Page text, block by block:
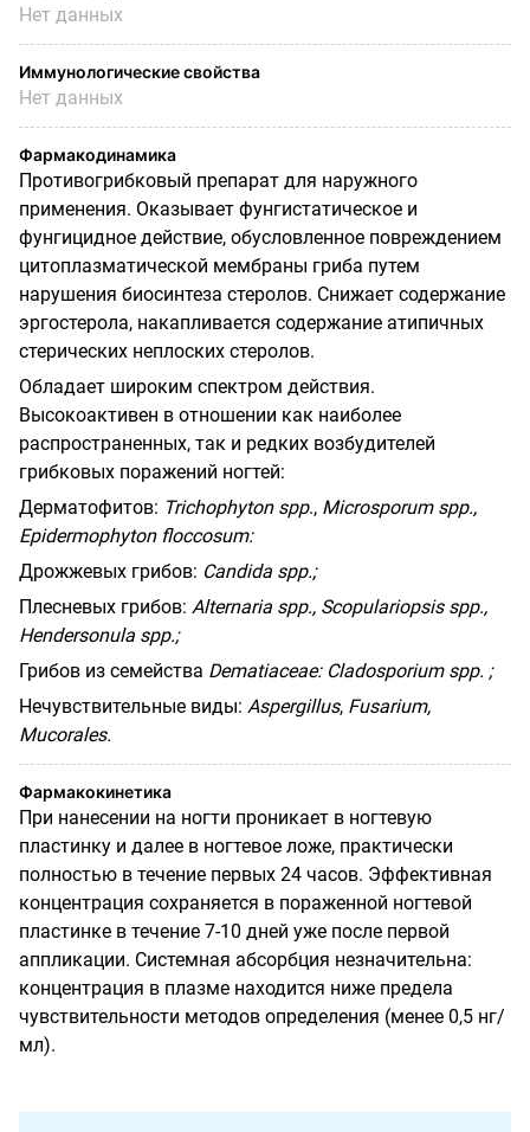
Нет данных
Иммунологические свойства
Нет данных
Фармакодинамика
Противогрибковый препарат для наружного
применения. Оказывает фунгистатическое и
фунгицидное действие, обусловленное повреждением
цитоплазматической мембраны гриба путем
нарушения биосинтеза стеролов. Снижает содержание
эргостерола, накапливается содержание атипичных
стерических неплоских стеролов.
Обладает широким спектром действия.
Высокоактивен в отношении как наиболее
распространенных, так и редких возбудителей
грибковых поражений ногтей:
Дерматофитов: Trichophyton spp., Microsporum spp.,
Epidermophyton floccosum:
Дрожжевых грибов: Candida spp.;
Плесневых грибов: Alternaria spp., Scopulariopsis spp.,
Hendersonula spp.;
Грибов из семейства Dematiaceae: Cladosporium spp. ;
Нечувствительные виды: Aspergillus, Fusarium,
Mucorales.
Фармакокинетика
При нанесении на ногти проникает в ногтевую
пластинку и далее в ногтевое ложе, практически
полностью в течение первых 24 часов. Эффективная
концентрация сохраняется в пораженной ногтевой
пластинке в течение 7-10 дней уже после первой
аппликации. Системная абсорбция незначительна:
концентрация в плазме находится ниже предела
чувствительности методов определения (менее 0,5 нг/
мл).